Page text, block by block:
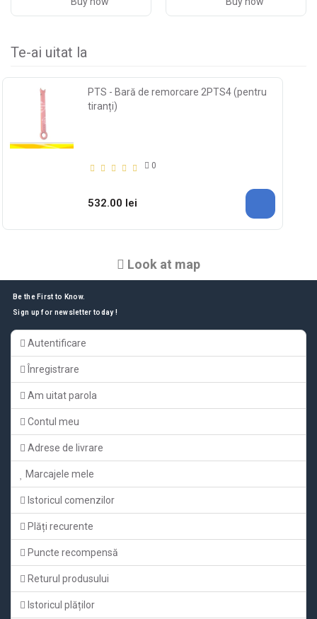
Te-ai uitat la
PTS - Bară de remorcare 2PTS4 (pentru
tiranți)
0
532.00 lei
Look at map
Be the First to Know.
Sign up for newsletter today !
Autentificare
Înregistrare
Am uitat parola
Contul meu
Adrese de livrare
Marcajele mele
Istoricul comenzilor
Plăți recurente
Puncte recompensă
Returul produsului
Istoricul plăților